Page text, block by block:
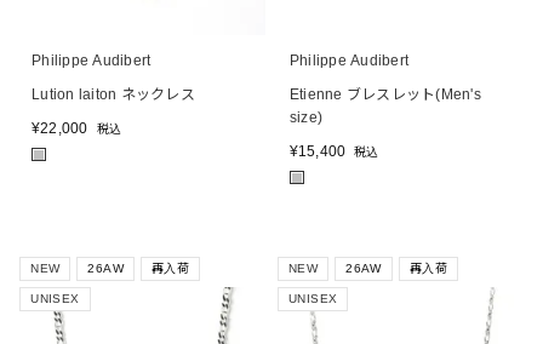
Philippe Audibert
Lution laiton ネックレス
¥22,000 税込
■
Philippe Audibert
Etienne ブレスレット(Men's
size)
¥15,400 税込
■
NEW 26AW 再入荷
UNISEX
NEW 26AW 再入荷
UNISEX